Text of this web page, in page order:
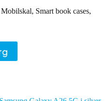
Mobilskal, Smart book cases,